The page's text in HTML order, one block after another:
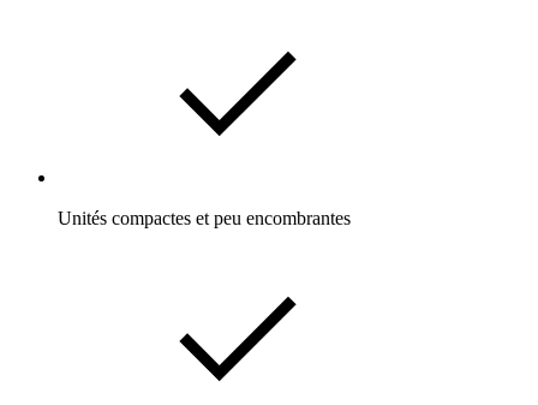
Unités compactes et peu encombrantes